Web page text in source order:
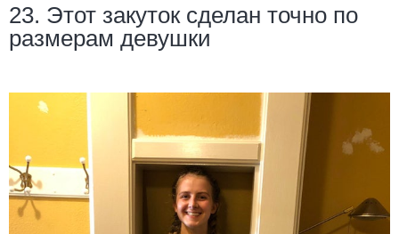
23. Этот закуток сделан точно по
размерам девушки